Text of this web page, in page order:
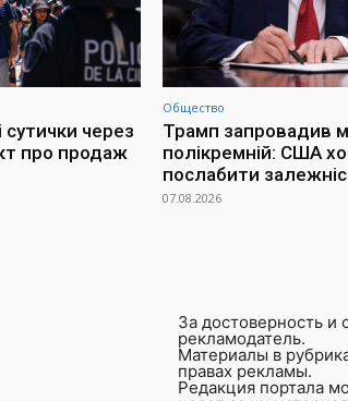
сутички через
про продаж
Общество
Трамп запровадив
полікремній: США
послабити
07.08.2026
За достоверность и
рекламодатель.
Материалы в
правах рекламы.
Редакция портала